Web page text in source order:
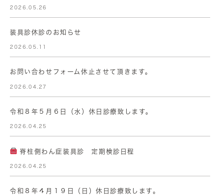
2026.05.26
装具診休診のお知らせ
2026.05.11
お問い合わせフォーム休止させて頂きます。
2026.04.27
令和８年５月６日（水）休日診療致します。
2026.04.25
脊柱側わん症装具診 定期検診日程
2026.04.25
令和８年４月１９日（日）休日診療致します。